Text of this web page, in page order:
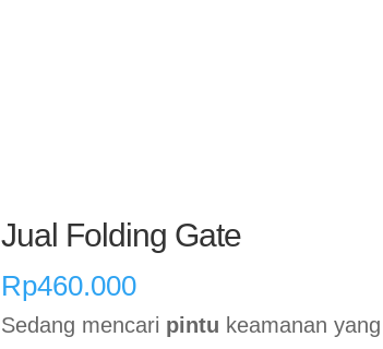
Jual Folding Gate
Rp460.000
Sedang mencari pintu keamanan yang